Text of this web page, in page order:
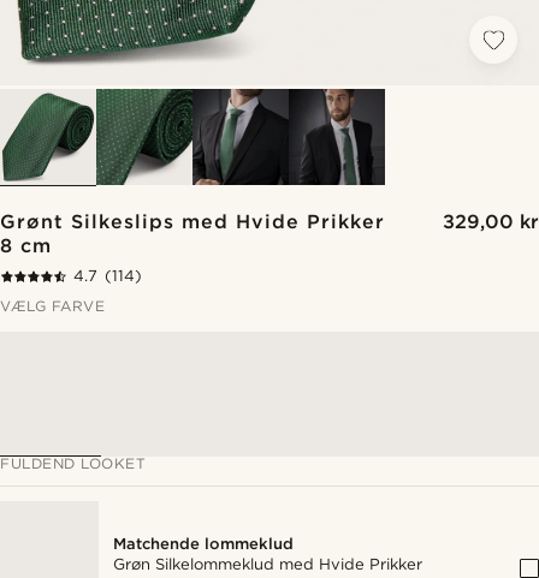
Grønt Silkeslips med Hvide Prikker
8 cm
329,00 kr
4.7 (114)
VÆLG FARVE
FULDEND LOOKET
Matchende lommeklud
Grøn Silkelommeklud med Hvide Prikker